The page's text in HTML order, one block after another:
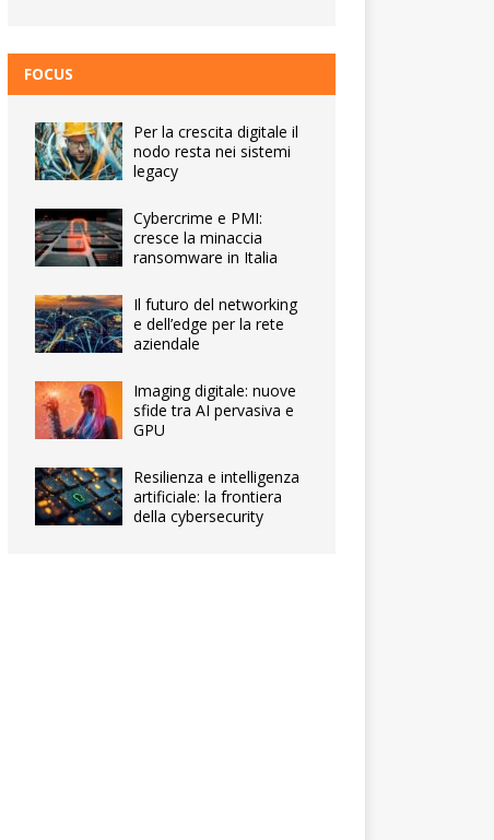
FOCUS
Per la crescita digitale il
nodo resta nei sistemi
legacy
Cybercrime e PMI:
cresce la minaccia
ransomware in Italia
Il futuro del networking
e dell’edge per la rete
aziendale
Imaging digitale: nuove
sfide tra AI pervasiva e
GPU
Resilienza e intelligenza
artificiale: la frontiera
della cybersecurity